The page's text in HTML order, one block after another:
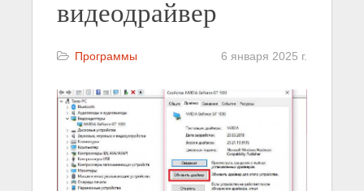
видеодрайвер
Программы 6 января 2025 г.